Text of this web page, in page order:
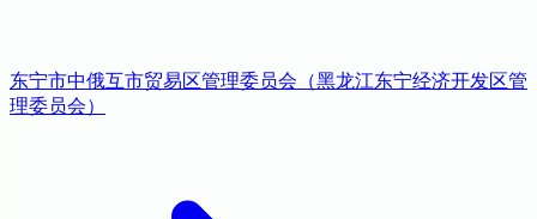
东宁市中俄互市贸易区管理委员会（黑龙江东宁经济开发区管
理委员会）